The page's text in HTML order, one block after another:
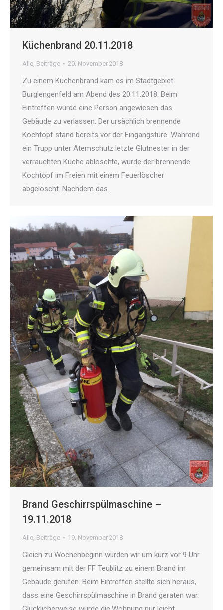
Küchenbrand 20.11.2018
Alle, Beiträge 20. November 2018
Zu einem Küchenbrand kam es im Stadtgebiet
Burglengenfeld am Abend des 20.11.2018. Beim
Eintreffen wurde eine Person angewiesen das
Gebäude zu verlassen. Der ursächlich brennende
Kochtopf stand bereits vor der Eingangstüre. Während
ein Trupp unter Atemschutz letzte Glutnester in der
verrauchten Küche ablöschte, wurde der brennende
Kochtopf im Freien mit einem Feuerlöscher
abgelöscht. Nachdem das…
Brand Geschirrspülmaschine –
19.11.2018
Alle, Beiträge 19. November 2018
Gleich zu Wochenbeginn wurden wir um kurz vor 9 Uhr
gemeinsam mit der FF Teublitz zu einem Brand im
Gebäude gerufen. Beim Eintreffen stellte sich heraus,
dass eine Geschirrspülmaschine in Brand geraten war.